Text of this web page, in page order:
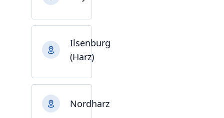
Ilsenburg
(Harz)
Nordharz